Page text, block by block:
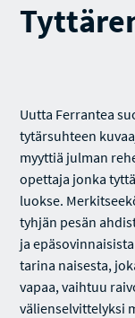
Uutta Ferrantea
tytärsuhteen
myyttiä julman
opettaja jonka
luokse.
tyhjän pesän
ja
tarina naisesta,
vapaa, vaihtuu
välienselvittelyksi